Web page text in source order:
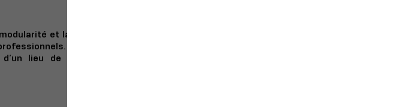
et la polyvalence des
Fini les salles de
lieu de vie propice à la